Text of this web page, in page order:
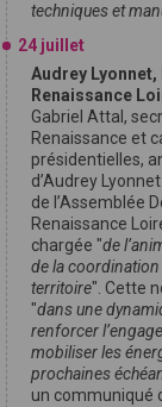
techniques et
24 juillet
Audrey
Renaissance
Gabriel Attal,
Renaissance et
présidentielles,
d’Audrey
de l’Assemblée
Renaissance
chargée "de
de la
territoire". Cette
"dans une
renforcer
mobiliser les
prochaines
un communiqué